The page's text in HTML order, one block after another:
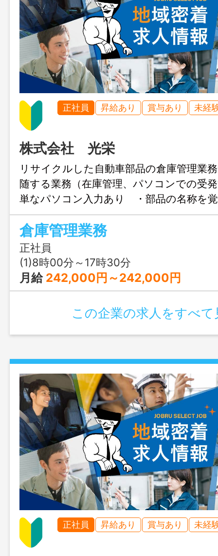
正社員 昇給あり 賞与あり 未経
株式会社 光栄
リサイクルした自動車部品の倉庫管理業
随する業務（在庫管理、パソコンでの受
単なパソコン入力あり ・部品の名称を
す ・一部配達等の業務有り ・その他、
応 ・業務詳細その他は、面接時に説
更範囲：変更なし
倉庫管理業務
正社員
(1)8時00分～17時30分
月給 242,000円～242,000円
この企業の求人をすべて
正社員 昇給あり 賞与あり 未経